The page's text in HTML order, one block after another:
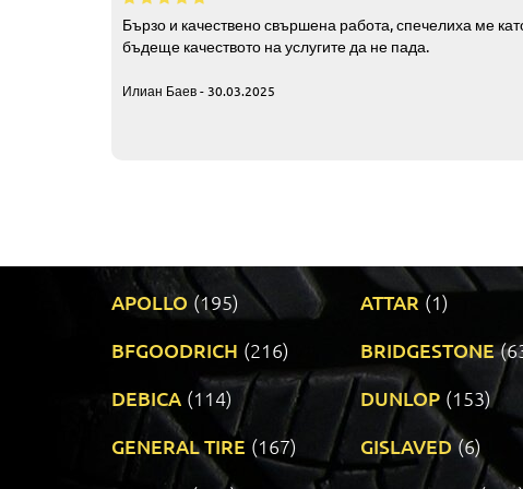
Бързо и качествено свършена работа, спечелиха ме
бъдеще качеството на услугите да не пада.
Илиан Баев - 30.03.2025
APOLLO (195) ATTAR (1)
BFGOODRICH (216) BRIDGESTONE
DEBICA (114) DUNLOP (153)
GENERAL TIRE (167) GISLAVED (6)